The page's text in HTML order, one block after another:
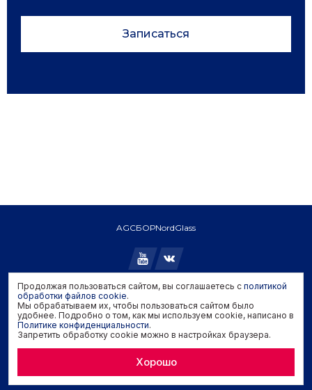
Записаться
AGCБОРNordGlass
Copyright © 2026 AGC. All rights reserved.
Политика конфиденциальности
Политика обработки файлов cookie
Задать вопрос производителю
Developed byGenisoft
Продолжая пользоваться сайтом, вы соглашаетесь с политикой
обработки файлов cookie.
Мы обрабатываем их, чтобы пользоваться сайтом было
удобнее. Подробно о том, как мы используем cookie, написано в
Политике конфиденциальности.
Запретить обработку cookie можно в настройках браузера.
Хорошо